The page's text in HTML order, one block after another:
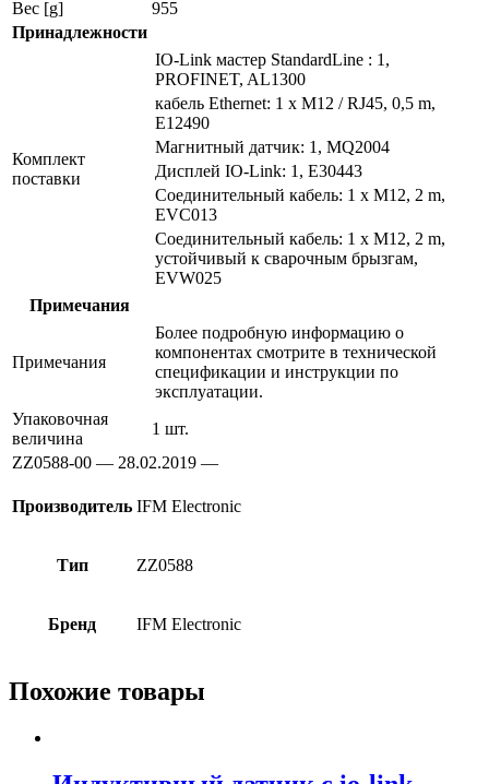
Вес [g]
955
Принадлежности
Комплект
поставки
IO-Link мастер StandardLine : 1,
PROFINET, AL1300
кабель Ethernet: 1 x M12 / RJ45, 0,5 m,
E12490
Магнитный датчик: 1, MQ2004
Дисплей IO-Link: 1, E30443
Соединительный кабель: 1 x M12, 2 m,
EVC013
Соединительный кабель: 1 x M12, 2 m,
устойчивый к сварочным брызгам,
EVW025
Примечания
Примечания
Более подробную информацию о
компонентах смотрите в технической
спецификации и инструкции по
эксплуатации.
Упаковочная
величина
1 шт.
ZZ0588-00 — 28.02.2019 —
Производитель IFM Electronic
Тип ZZ0588
Бренд IFM Electronic
Похожие товары